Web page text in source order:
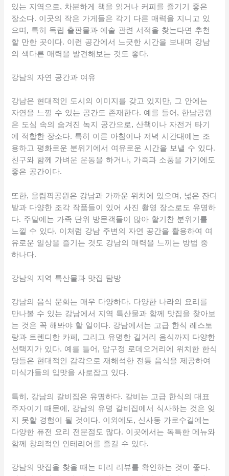
있는 지역으로, 차분하게 책을 읽거나 커피를 즐기기 좋은
장소다. 이곳의 작은 가게들은 각기 다른 매력을 지니고 있
으며, 특히 독립 출판물과 예술 관련 서적을 찾는다면 추천
할 만한 곳이다. 이런 공간에서 느긋한 시간을 보내며 강남
의 색다른 매력을 발견해보는 것도 좋다.
강남의 자연 공간과 여유
강남은 현대적인 도시의 이미지를 갖고 있지만, 그 안에는
자연을 느낄 수 있는 공간도 존재한다. 예를 들어, 한남공원
은 도심 속의 숨겨진 녹지 공간으로, 산책이나 자전거 타기
에 적합한 장소다. 특히 이른 아침이나 저녁 시간대에는 조
용하고 평화로운 분위기에서 여유로운 시간을 보낼 수 있다.
친구와 함께 가벼운 운동을 하거나, 가족과 소풍을 가기에도
좋은 공간이다.
또한, 올림픽공원은 강남과 가까운 위치에 있으며, 넓은 잔디
밭과 다양한 조각 작품들이 있어 사진 촬영 장소로도 유명하
다. 주말에는 가족 단위 방문객들이 많아 활기찬 분위기를
느낄 수 있다. 이처럼 강남 주변의 자연 공간을 활용하여 여
유로운 일상을 즐기는 것도 강남의 매력을 느끼는 방법 중
하나다.
강남의 지역 특산물과 맛집 탐방
강남의 음식 문화는 매우 다양하다. 다양한 나라의 요리를
만나볼 수 있는 강남에서 지역 특산물과 함께 맛집을 찾아보
는 것은 꼭 해봐야 할 일이다. 강남에서는 고급 한식 레스토
랑과 트렌디한 카페, 그리고 유명한 길거리 음식까지 다양한
선택지가 있다. 예를 들어, 압구정 로데오거리에 위치한 한식
당들은 현대적인 감각으로 재해석한 전통 음식을 제공하여
미식가들의 입맛을 사로잡고 있다.
특히, 강남의 갈비집은 유명하다. 갈비는 고급 한식의 대표
주자이기 때문에, 강남의 유명 갈비집에서 식사하는 것은 잊
지 못할 경험이 될 것이다. 이외에도, 신사동 가로수길에는
다양한 퓨전 요리 전문점도 많다. 이곳에서는 독특한 메뉴와
함께 창의적인 인테리어를 즐길 수 있다.
강남의 맛집을 찾을 때는 미리 리뷰를 확인하는 것이 좋다.